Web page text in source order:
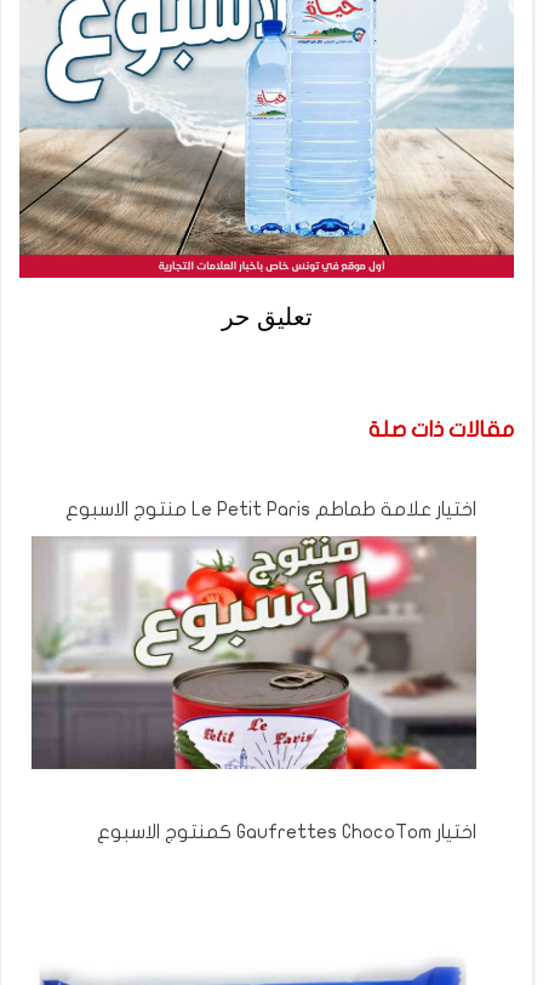
تعليق حر
مقالات ذات صلة
اختيار علامة طماطم Le Petit Paris منتوج الاسبوع
اختيار Gaufrettes ChocoTom كمنتوج الاسبوع